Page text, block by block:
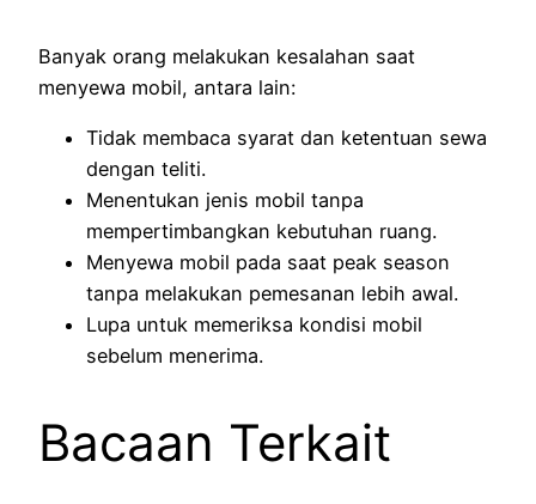
Banyak orang melakukan kesalahan saat
menyewa mobil, antara lain:
Tidak membaca syarat dan ketentuan sewa
dengan teliti.
Menentukan jenis mobil tanpa
mempertimbangkan kebutuhan ruang.
Menyewa mobil pada saat peak season
tanpa melakukan pemesanan lebih awal.
Lupa untuk memeriksa kondisi mobil
sebelum menerima.
Bacaan Terkait